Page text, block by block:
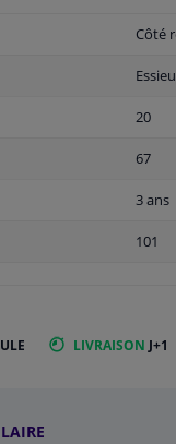
Côté
20
67
3 ans
101
LIVRAISON J+1